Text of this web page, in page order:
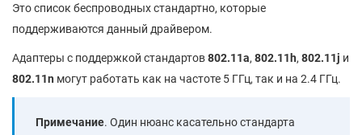
Это список беспроводных стандартно, которые
поддерживаются данный драйвером.
Адаптеры с поддержкой стандартов802.11a, 802.11h, 802.11j и
802.11n могут работать как на частоте 5 ГГц, так и на 2.4 ГГц.
Примечание. Один нюанс касательно стандарта